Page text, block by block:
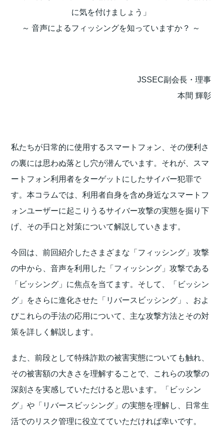
に気を付けましょう」
～ 音声によるフィッシングを知っていますか？ ～
JSSEC副会長・理事
本間 輝彰
私たちが日常的に使用するスマートフォン、その便利さ
の裏には思わぬ落とし穴が潜んでいます。それが、スマ
ートフォン利用者をターゲットにしたサイバー犯罪で
す。本コラムでは、利用者自身を含め身近なスマートフ
ォンユーザーに起こりうるサイバー攻撃の実態を掘り下
げ、その手口と対策について解説していきます。
今回は、前回紹介したさまざまな「フィッシング」攻撃
の中から、音声を利用した「フィッシング」攻撃である
「ビッシング」に焦点を当てます。そして、「ビッシン
グ」をさらに進化させた「リバースビッシング」、およ
びこれらの手法の応用について、主な攻撃方法とその対
策を詳しく解説します。
また、前段として特殊詐欺の被害実態についても触れ、
その被害額の大きさを理解することで、これらの攻撃の
深刻さを実感していただけると思います。「ビッシン
グ」や「リバースビッシング」の実態を理解し、日常生
活でのリスク管理に役立てていただければ幸いです。